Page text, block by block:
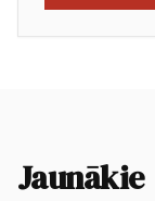
Jaunākie